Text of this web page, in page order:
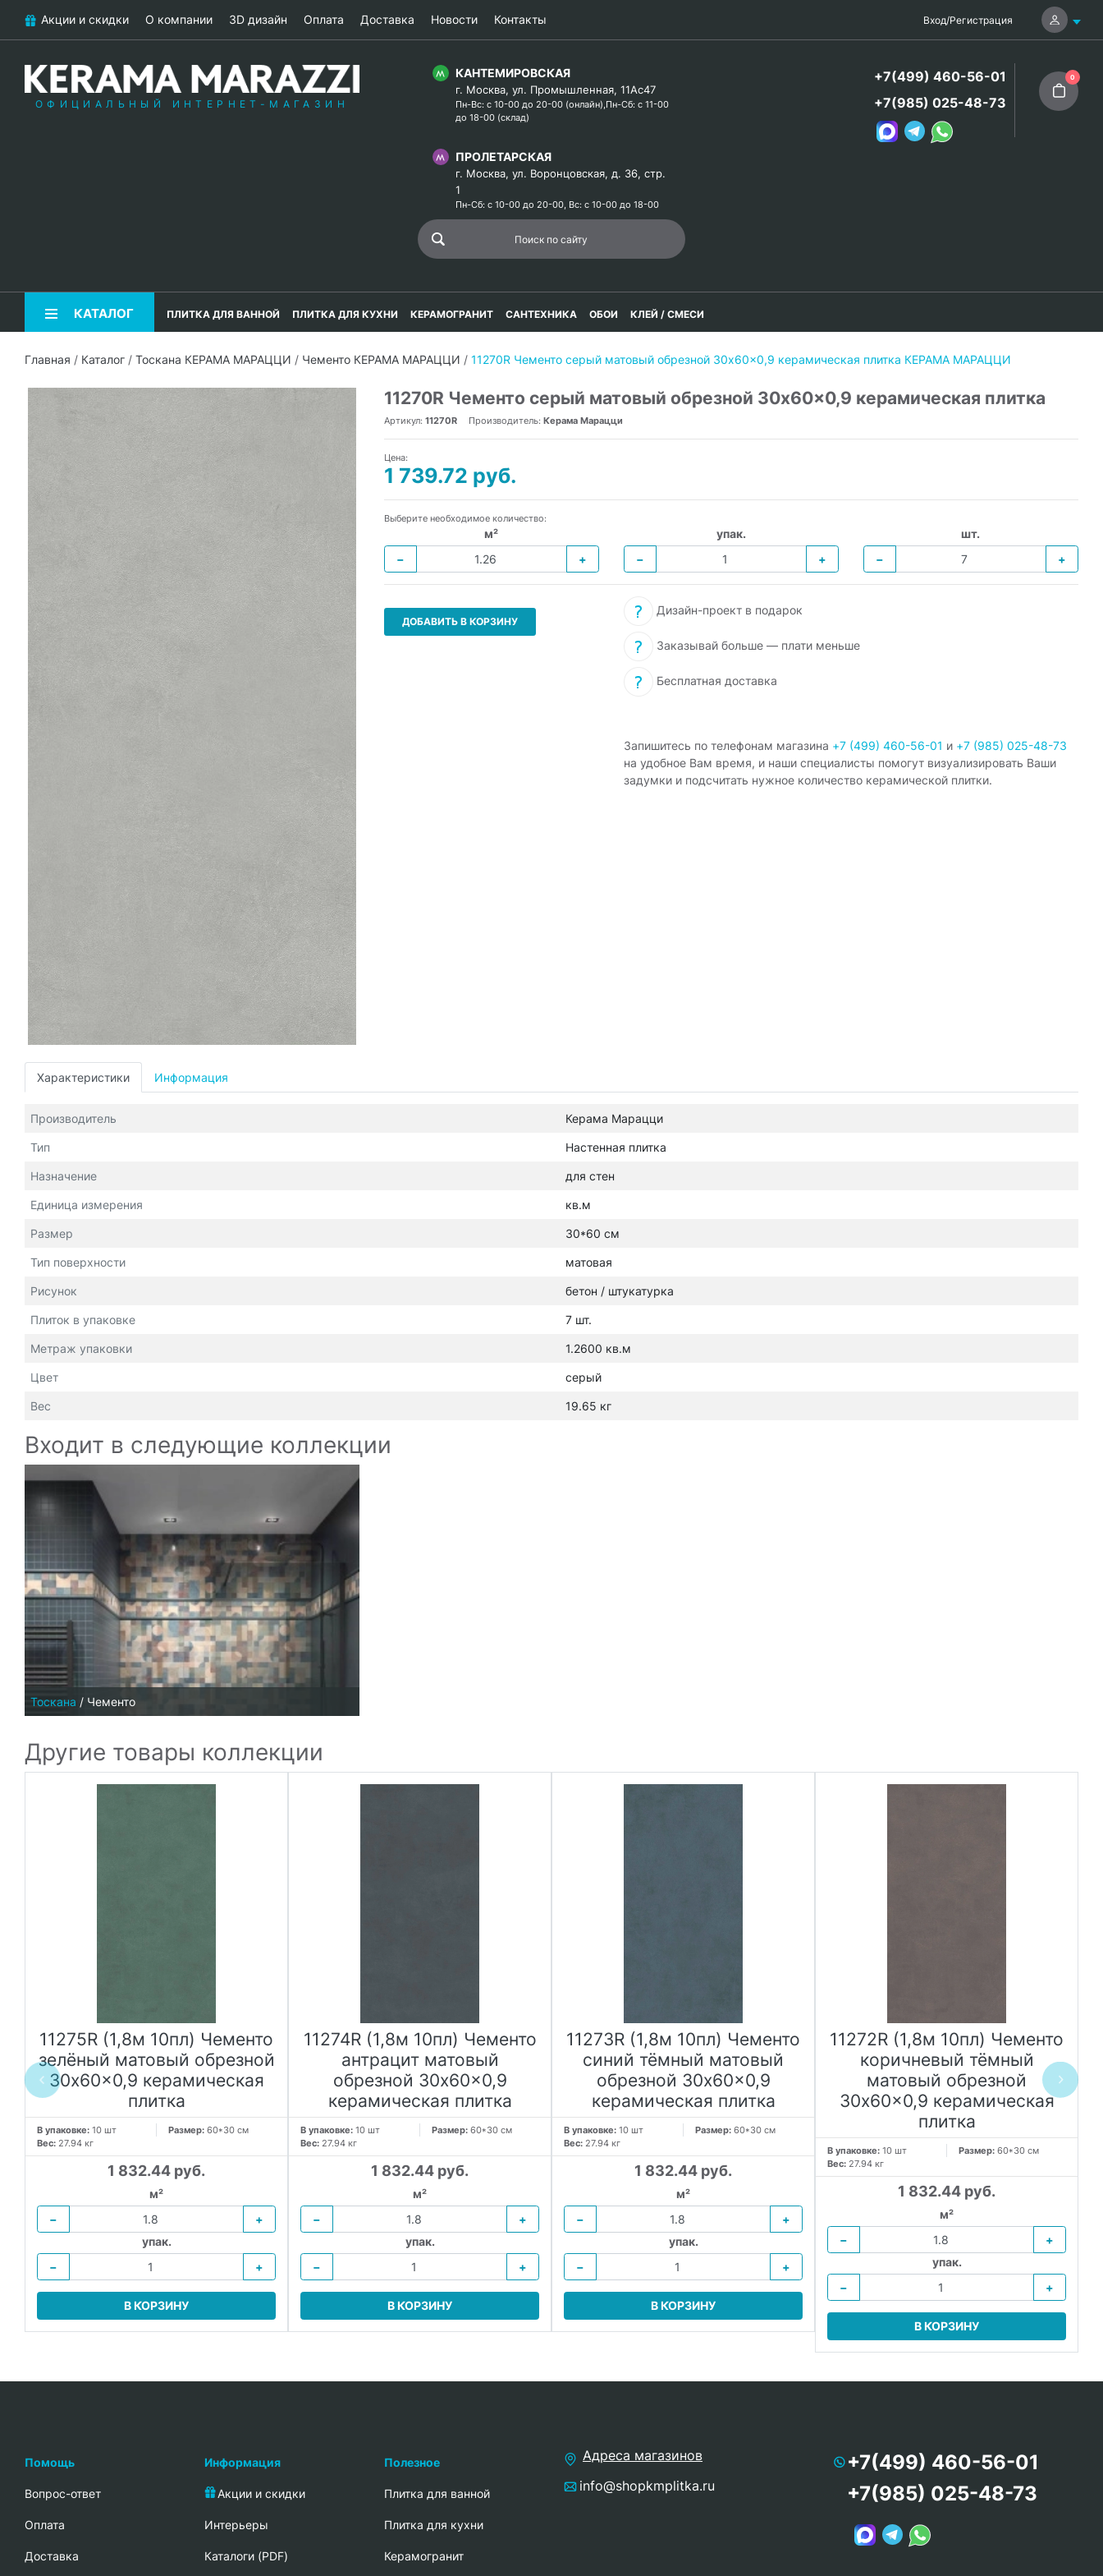
Акции и скидки О компании 3D дизайн Оплата Доставка Новости Контакты Вход/Регистрация
ОФИЦИАЛЬНЫЙ ИНТЕРНЕТ-МАГАЗИН
КАНТЕМИРОВСКАЯ
г. Москва, ул. Промышленная, 11Ас47
Пн-Вс: с 10-00 до 20-00 (онлайн),Пн-Сб: с 11-00
до 18-00 (склад)
ПРОЛЕТАРСКАЯ
г. Москва, ул. Воронцовская, д. 36, стр.
1
Пн-Сб: с 10-00 до 20-00, Вс: с 10-00 до 18-00
+7(499) 460-56-01
+7(985) 025-48-73
0
КАТАЛОГ ПЛИТКА ДЛЯ ВАННОЙ ПЛИТКА ДЛЯ КУХНИ КЕРАМОГРАНИТ САНТЕХНИКА ОБОИ КЛЕЙ / СМЕСИ
Главная / Каталог / Тоскана КЕРАМА МАРАЦЦИ / Чементо КЕРАМА МАРАЦЦИ / 11270R Чементо серый матовый обрезной 30x60x0,9 керамическая плитка КЕРАМА МАРАЦЦИ
11270R Чементо серый матовый обрезной 30x60x0,9 керамическая плитка
Артикул: 11270R Производитель: Керама Марацци
Цена:
1 739.72 руб.
Выберите необходимое количество:
м²
−
+
упак.
−
+
шт.
−
+
ДОБАВИТЬ В КОРЗИНУ
Дизайн-проект в подарок
Заказывай больше — плати меньше
Бесплатная доставка
Запишитесь по телефонам магазина +7 (499) 460-56-01 и +7 (985) 025-48-73
на удобное Вам время, и наши специалисты помогут визуализировать Ваши
задумки и подсчитать нужное количество керамической плитки.
Характеристики Информация
Производитель Керама Марацци
Тип Настенная плитка
Назначение для стен
Единица измерения кв.м
Размер 30*60 см
Тип поверхности матовая
Рисунок бетон / штукатурка
Плиток в упаковке 7 шт.
Метраж упаковки 1.2600 кв.м
Цвет серый
Вес 19.65 кг
Входит в следующие коллекции
Тоскана / Чементо
Другие товары коллекции
11275R (1,8м 10пл) Чементо
зелёный матовый обрезной
30x60x0,9 керамическая
плитка
В упаковке: 10 шт Размер: 60*30 см
Вес: 27.94 кг
1 832.44 руб.
м²
−
+
упак.
−
+
В КОРЗИНУ
11274R (1,8м 10пл) Чементо
антрацит матовый
обрезной 30x60x0,9
керамическая плитка
В упаковке: 10 шт Размер: 60*30 см
Вес: 27.94 кг
1 832.44 руб.
м²
−
+
упак.
−
+
В КОРЗИНУ
11273R (1,8м 10пл) Чементо
синий тёмный матовый
обрезной 30x60x0,9
керамическая плитка
В упаковке: 10 шт Размер: 60*30 см
Вес: 27.94 кг
1 832.44 руб.
м²
−
+
упак.
−
+
В КОРЗИНУ
11272R (1,8м 10пл) Чементо
коричневый тёмный
матовый обрезной
30x60x0,9 керамическая
плитка
В упаковке: 10 шт Размер: 60*30 см
Вес: 27.94 кг
1 832.44 руб.
м²
−
+
упак.
−
+
В КОРЗИНУ
Помощь
Вопрос-ответ
Oплата
Доставка
Информация
Акции и скидки
Интерьеры
Каталоги (PDF)
Полезное
Плитка для ванной
Плитка для кухни
Керамогранит
Адреса магазинов
info@shopkmplitka.ru
+7(499) 460-56-01
+7(985) 025-48-73